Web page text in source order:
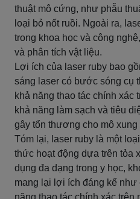
thuật mô cứng, như phẫu
loại bỏ nốt ruồi. Ngoài ra,
trong khoa học và công
và phân tích vật liệu.
Lợi ích của laser ruby bao
sáng laser có bước sóng cụ
khả năng thao tác chính xác
khả năng làm sạch và tiêu
gây tổn thương cho mô xung
Tóm lại, laser ruby là một
thức hoạt động dựa trên tỏa
dụng đa dạng trong y học,
mang lại lợi ích đáng kể như
năng thao tác chính xác trên